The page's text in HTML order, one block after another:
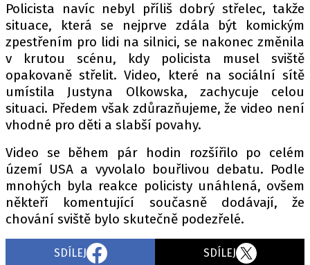
Policista navíc nebyl příliš dobrý střelec, takže
situace, která se nejprve zdála být komickým
zpestřením pro lidi na silnici, se nakonec změnila
v krutou scénu, kdy policista musel sviště
opakovaně střelit. Video, které na sociální sítě
umístila Justyna Olkowska, zachycuje celou
situaci. Předem však zdůrazňujeme, že video není
vhodné pro děti a slabší povahy.
Video se během pár hodin rozšířilo po celém
území USA a vyvolalo bouřlivou debatu. Podle
mnohých byla reakce policisty unáhlená, ovšem
někteří komentující současně dodávají, že
chování sviště bylo skutečně podezřelé.
SDÍLEJ SDÍLEJ